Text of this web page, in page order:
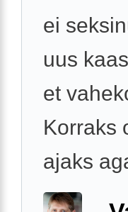
ei
uus
et
Korraks
ajaks